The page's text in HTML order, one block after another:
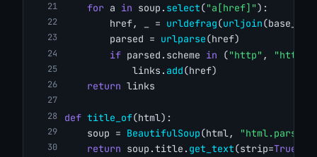
for a in soup. select("a[href]"):
        href, _ =
urldefrag(urljoin
        parsed =
urlparse(href)
if parsed.scheme in ("http" , "https"
            links.
add(href)
return links
def title_of(html):
    soup =
BeautifulSoup(html, "html.parser"
return soup.title. get_text(strip=True